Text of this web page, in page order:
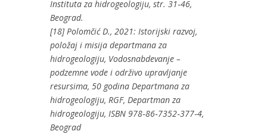
Instituta za hidrogeologiju, str. 31‐46,
Beograd.
[18] Polomčić D., 2021: Istorijski razvoj,
položaj i misija departmana za
hidrogeologiju, Vodosnabdevanje –
podzemne vode i održivo upravljanje
resursima, 50 godina Departmana za
hidrogeologiju, RGF, Departman za
hidrogeologiju, ISBN 978‐86‐7352‐377‐4,
Beograd